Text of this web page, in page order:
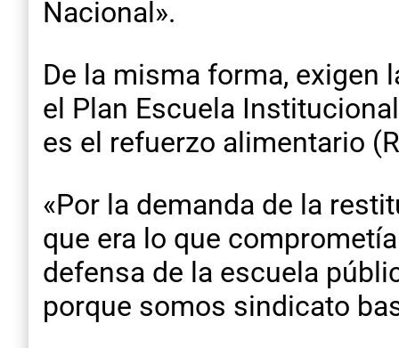
Nacional».
De la misma forma, exigen
el Plan Escuela
es el refuerzo alimentario
«Por la demanda de la
que era lo que
defensa de la escuela
porque somos sindicato